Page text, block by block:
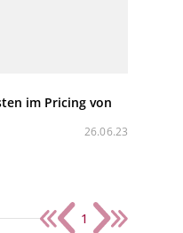
im Pricing von
26.06.23
1